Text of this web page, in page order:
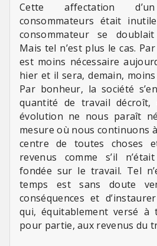
Cette affectation
consommateurs était
consommateur se
Mais tel n’est plus le cas.
est moins nécessaire
hier et il sera, demain,
Par bonheur, la société
quantité de travail décroît,
évolution ne nous paraît
mesure où nous continuons
centre de toutes choses
revenus comme s’il
fondée sur le travail. Tel
temps est sans doute
conséquences et
qui, équitablement versé à
pour partie, aux revenus du